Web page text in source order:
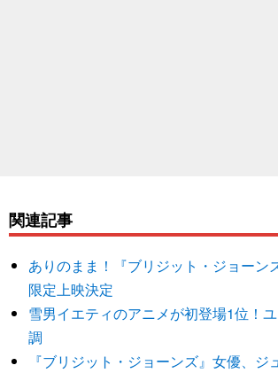
関連記事
ありのまま！『ブリジット・ジョーン
限定上映決定
雪男イエティのアニメが初登場1位！
調
『ブリジット・ジョーンズ』女優、ジ